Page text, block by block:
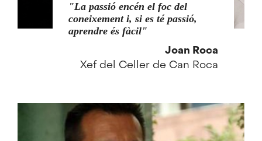
La passió encén el foc del
coneixement i, si es té passió,
aprendre és fàcil
Joan Roca
Xef del Celler de Can Roca